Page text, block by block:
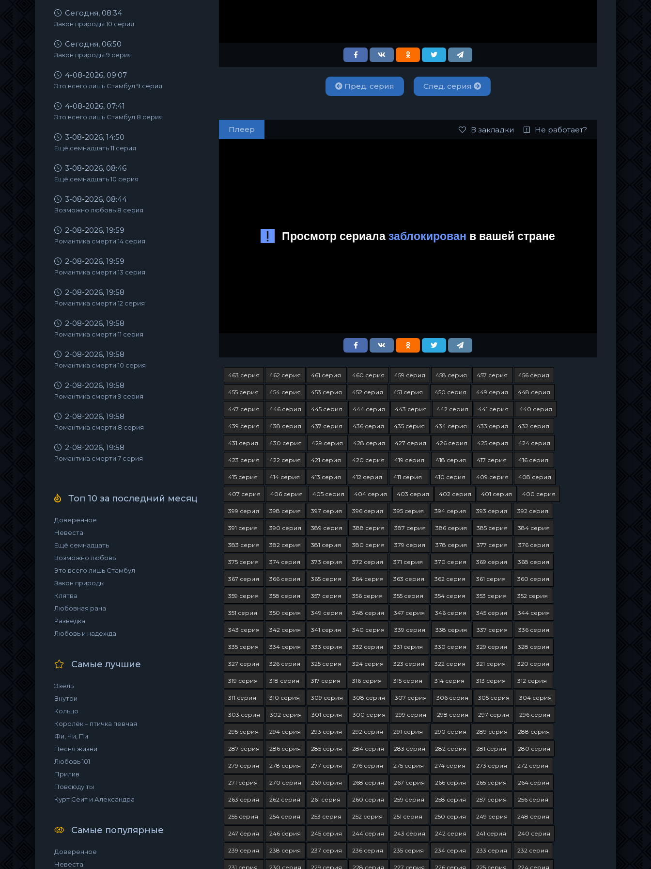
Сегодня, 08:34
Закон природы 10 серия
Сегодня, 06:50
Закон природы 9 серия
4-08-2026, 09:07
Это всего лишь Стамбул 9 серия
4-08-2026, 07:41
Это всего лишь Стамбул 8 серия
3-08-2026, 14:50
Ещё семнадцать 11 серия
3-08-2026, 08:46
Ещё семнадцать 10 серия
3-08-2026, 08:44
Возможно любовь 8 серия
2-08-2026, 19:59
Романтика смерти 14 серия
2-08-2026, 19:59
Романтика смерти 13 серия
2-08-2026, 19:58
Романтика смерти 12 серия
2-08-2026, 19:58
Романтика смерти 11 серия
2-08-2026, 19:58
Романтика смерти 10 серия
2-08-2026, 19:58
Романтика смерти 9 серия
2-08-2026, 19:58
Романтика смерти 8 серия
2-08-2026, 19:58
Романтика смерти 7 серия
Топ 10 за последний месяц
Доверенное
Невеста
Ещё семнадцать
Возможно любовь
Это всего лишь Стамбул
Закон природы
Клятва
Любовная рана
Разведка
Любовь и надежда
Самые лучшие
Эзель
Внутри
Кольцо
Королёк – птичка певчая
Фи, Чи, Пи
Песня жизни
Любовь 101
Прилив
Повсюду ты
Курт Сеит и Александра
Самые популярные
Доверенное
Невеста
Пред. серия След. серия
Плеер В закладки Не работает?
463 серия 462 серия 461 серия 460 серия 459 серия 458 серия 457 серия 456 серия
455 серия 454 серия 453 серия 452 серия 451 серия 450 серия 449 серия 448 серия
447 серия 446 серия 445 серия 444 серия 443 серия 442 серия 441 серия 440 серия
439 серия 438 серия 437 серия 436 серия 435 серия 434 серия 433 серия 432 серия
431 серия 430 серия 429 серия 428 серия 427 серия 426 серия 425 серия 424 серия
423 серия 422 серия 421 серия 420 серия 419 серия 418 серия 417 серия 416 серия
415 серия 414 серия 413 серия 412 серия 411 серия 410 серия 409 серия 408 серия
407 серия 406 серия 405 серия 404 серия 403 серия 402 серия 401 серия 400 серия
399 серия 398 серия 397 серия 396 серия 395 серия 394 серия 393 серия 392 серия
391 серия 390 серия 389 серия 388 серия 387 серия 386 серия 385 серия 384 серия
383 серия 382 серия 381 серия 380 серия 379 серия 378 серия 377 серия 376 серия
375 серия 374 серия 373 серия 372 серия 371 серия 370 серия 369 серия 368 серия
367 серия 366 серия 365 серия 364 серия 363 серия 362 серия 361 серия 360 серия
359 серия 358 серия 357 серия 356 серия 355 серия 354 серия 353 серия 352 серия
351 серия 350 серия 349 серия 348 серия 347 серия 346 серия 345 серия 344 серия
343 серия 342 серия 341 серия 340 серия 339 серия 338 серия 337 серия 336 серия
335 серия 334 серия 333 серия 332 серия 331 серия 330 серия 329 серия 328 серия
327 серия 326 серия 325 серия 324 серия 323 серия 322 серия 321 серия 320 серия
319 серия 318 серия 317 серия 316 серия 315 серия 314 серия 313 серия 312 серия
311 серия 310 серия 309 серия 308 серия 307 серия 306 серия 305 серия 304 серия
303 серия 302 серия 301 серия 300 серия 299 серия 298 серия 297 серия 296 серия
295 серия 294 серия 293 серия 292 серия 291 серия 290 серия 289 серия 288 серия
287 серия 286 серия 285 серия 284 серия 283 серия 282 серия 281 серия 280 серия
279 серия 278 серия 277 серия 276 серия 275 серия 274 серия 273 серия 272 серия
271 серия 270 серия 269 серия 268 серия 267 серия 266 серия 265 серия 264 серия
263 серия 262 серия 261 серия 260 серия 259 серия 258 серия 257 серия 256 серия
255 серия 254 серия 253 серия 252 серия 251 серия 250 серия 249 серия 248 серия
247 серия 246 серия 245 серия 244 серия 243 серия 242 серия 241 серия 240 серия
239 серия 238 серия 237 серия 236 серия 235 серия 234 серия 233 серия 232 серия
231 серия 230 серия 229 серия 228 серия 227 серия 226 серия 225 серия 224 серия